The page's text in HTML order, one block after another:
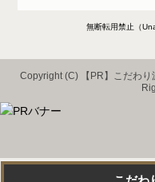
無断転用禁止（
Copyright (C) こだわり